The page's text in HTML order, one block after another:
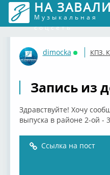
НА
Музыкальная
соцсеть
dimocka
Онлайн
КПЗ.
Запись из
Здравствуйте! Хочу
выпуска в районе 2-ой -
Ссылка на пост